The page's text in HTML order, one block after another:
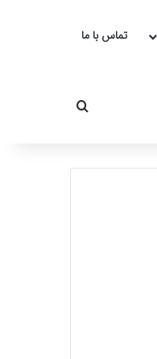
تماس با ما
جستجو برای